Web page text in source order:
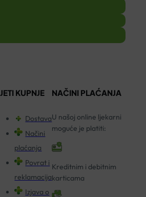
KUPNJE
Dostava
Načini
plaćanja
Povrat i
reklamacija
Izjava o
NAČINI PLAĆANJA
U našoj online ljekarni
moguće je platiti:
Kreditnim i debitnim
karticama